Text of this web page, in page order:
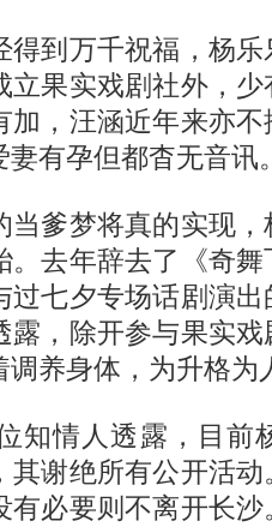
到万千祝福，杨乐
立果实戏剧社外，
加，汪涵近年来亦
有孕但都杳无音讯
爹梦将真的实现，
。去年辞去了《奇
过七夕专场话剧演
露，除开参与果实
调养身体，为升格为
情人透露，目前
其谢绝所有公开活
有必要则不离开长